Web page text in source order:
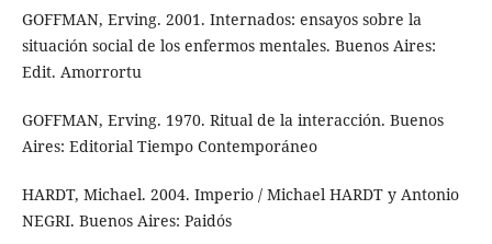
GOFFMAN, Erving. 2001. Internados: ensayos sobre la
situación social de los enfermos mentales. Buenos Aires:
Edit. Amorrortu
GOFFMAN, Erving. 1970. Ritual de la interacción. Buenos
Aires: Editorial Tiempo Contemporáneo
HARDT, Michael. 2004. Imperio / Michael HARDT y Antonio
NEGRI. Buenos Aires: Paidós